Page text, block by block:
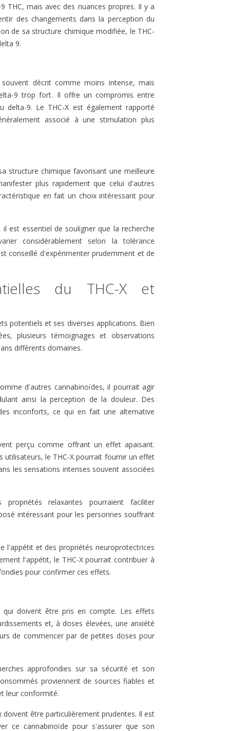
THC, mais avec des nuances propres. Il y a
des changements dans la perception du
de sa structure chimique modifiée, le THC-
9.
décrit comme moins intense, mais
9 trop fort. Il offre un compromis entre
delta-9. Le THC-X est également rapporté
associé à une stimulation plus
structure chimique favorisant une meilleure
plus rapidement que celui d'autres
en fait un choix intéressant pour
est essentiel de souligner que la recherche
considérablement selon la tolérance
conseillé d'expérimenter prudemment et de
du THC-X et
potentiels et ses diverses applications. Bien
plusieurs témoignages et observations
différents domaines.
d'autres cannabinoïdes, il pourrait agir
ainsi la perception de la douleur. Des
inconforts, ce qui en fait une alternative
perçu comme offrant un effet apaisant.
utilisateurs, le THC-X pourrait fournir un effet
les sensations intenses souvent associées
relaxantes pourraient faciliter
intéressant pour les personnes souffrant
l'appétit et des propriétés neuroprotectrices
l'appétit, le THC-X pourrait contribuer à
pour confirmer ces effets.
qui doivent être pris en compte. Les effets
et, à doses élevées, une anxiété
de commencer par de petites doses pour
approfondies sur sa sécurité et son
proviennent de sources fiables et
leur conformité.
être particulièrement prudentes. Il est
ce cannabinoïde pour s'assurer que son